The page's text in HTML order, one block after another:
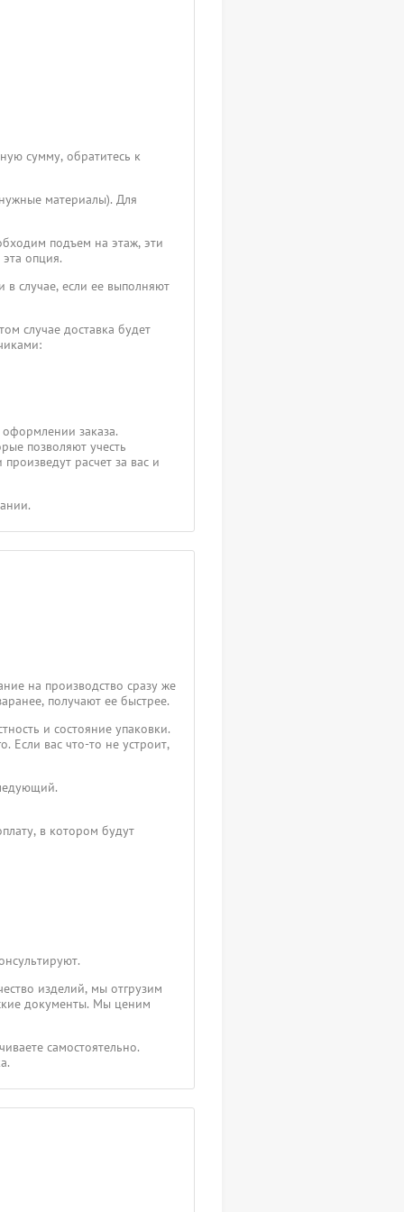
сумму, обратитесь к
материалы). Для
подъем на этаж, эти
опция.
случае, если ее выполняют
случае доставка будет
заказа.
позволяют учесть
расчет за вас и
на производство сразу же
получают ее быстрее.
и состояние упаковки.
Если вас что-то не устроит,
в котором будут
изделий, мы отгрузим
документы. Мы ценим
самостоятельно.